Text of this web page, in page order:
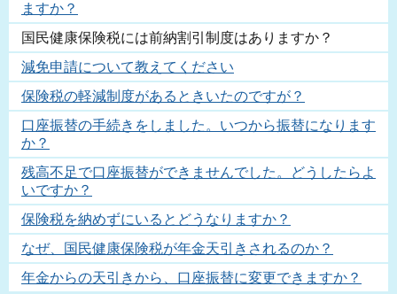
ますか？
国民健康保険税には前納割引制度はありますか？
減免申請について教えてください
保険税の軽減制度があるときいたのですが？
口座振替の手続きをしました。いつから振替になります
か？
残高不足で口座振替ができませんでした。どうしたらよ
いですか？
保険税を納めずにいるとどうなりますか？
なぜ、国民健康保険税が年金天引きされるのか？
年金からの天引きから、口座振替に変更できますか？